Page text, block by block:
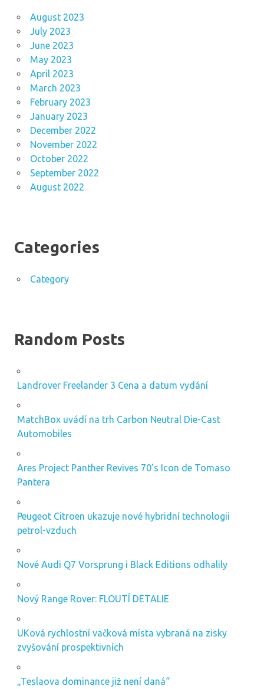
August 2023
July 2023
June 2023
May 2023
April 2023
March 2023
February 2023
January 2023
December 2022
November 2022
October 2022
September 2022
August 2022
Categories
Category
Random Posts
Landrover Freelander 3 Cena a datum vydání
MatchBox uvádí na trh Carbon Neutral Die-Cast
Automobiles
Ares Project Panther Revives 70’s Icon de Tomaso
Pantera
Peugeot Citroen ukazuje nové hybridní technologii
petrol-vzduch
Nové Audi Q7 Vorsprung i Black Editions odhalily
Nový Range Rover: FLOUTÍ DETALIE
UKová rychlostní vačková místa vybraná na zisky
zvyšování prospektivních
„Teslaova dominance již není daná“